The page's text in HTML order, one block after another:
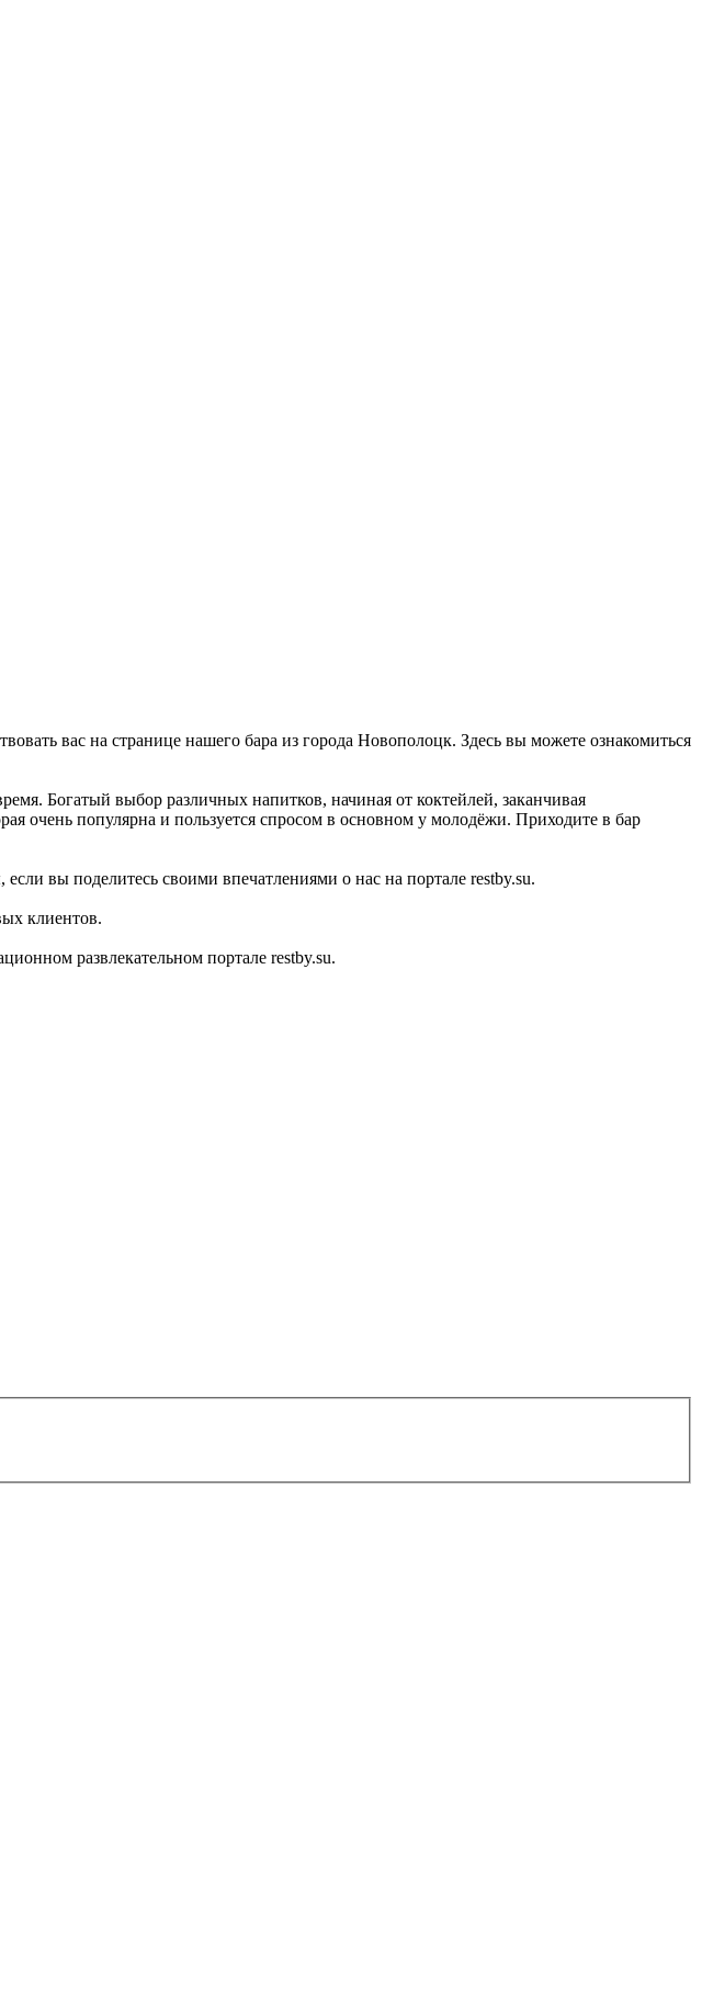
вас на странице нашего бара из города Новополоцк. Здесь вы можете ознакомиться
Богатый выбор различных напитков, начиная от коктейлей, заканчивая
очень популярна и пользуется спросом в основном у молодёжи. Приходите в бар
вы поделитесь своими впечатлениями о нас на портале restby.su.
клиентов.
развлекательном портале restby.su.